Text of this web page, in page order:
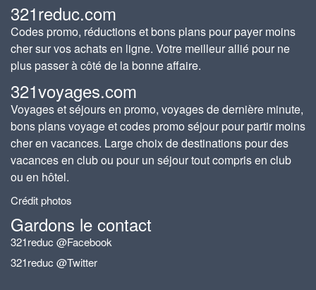
321reduc.com
Codes promo, réductions et bons plans pour payer moins
cher sur vos achats en ligne. Votre meilleur allié pour ne
plus passer à côté de la bonne affaire.
321voyages.com
Voyages et séjours en promo, voyages de dernière minute,
bons plans voyage et codes promo séjour pour partir moins
cher en vacances. Large choix de destinations pour des
vacances en club ou pour un séjour tout compris en club
ou en hôtel.
Crédit photos
Gardons le contact
321reduc @Facebook
321reduc @Twitter